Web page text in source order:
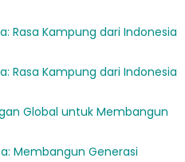
Rasa Kampung dari Indonesia
Rasa Kampung dari Indonesia
Global untuk Membangun
Membangun Generasi